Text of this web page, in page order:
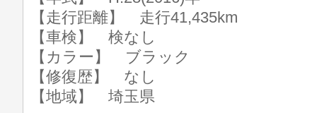
【走行距離】 走行41,435km
【車検】 検なし
【カラー】 ブラック
【修復歴】 なし
【地域】 埼玉県